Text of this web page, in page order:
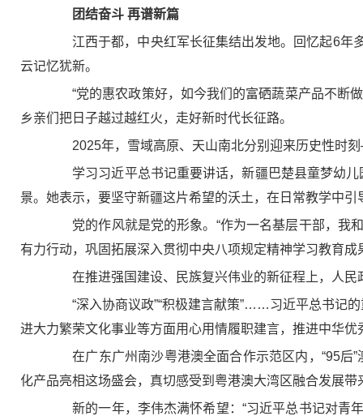
团结奋斗 再谱新篇
江西于都，中央红军长征集结出发地。回忆起6年多
云记忆犹新。
“党的惠农政策好，如今我们的富硒蔬菜产品不断做
乡亲们把日子越过越红火，走好新时代长征路。
2025年，雪域高原、天山南北分别迎来历史性时
学习习近平总书记重要讲话，新疆巴楚县童梦幼儿
景。她表示，要坚守新疆这片希望的沃土，在日常教学中
党的作风就是党的形象。“作为一名基层干部，我和
有力行动，巩固拓展深入贯彻中央八项规定精神学习教育成
在推进强国建设、民族复兴伟业的新征程上，人民
“深入协商议政”“积极建言献策”……习近平总书记的
进大力繁荣文化事业等方面用心用情履职建言，推进中华
在广东广州南沙粤港澳全面合作示范区内，“95后”
化产品亮相这场盛会，真切感受到粤港澳大湾区融合发展带
新的一年，李伟杰满怀希望：“习近平总书记对青年